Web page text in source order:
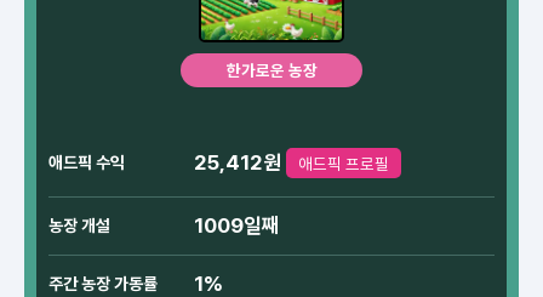
한가로운 농장
애드픽 수익 25,412원 애드픽 프로필
농장 개설 1009일째
주간 농장 가동률 1%